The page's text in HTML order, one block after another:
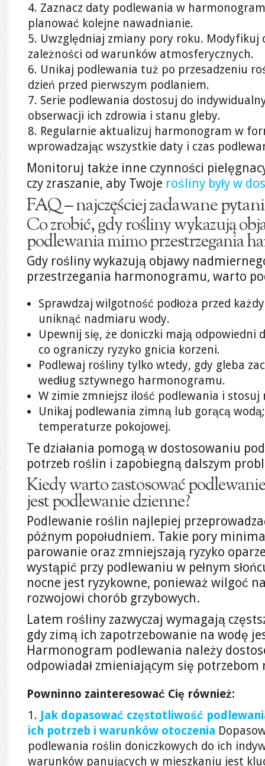
Zaznacz daty podlewania w
planować kolejne nawadnianie.
Uwzględniaj zmiany pory roku. Modyfikuj
zależności od warunków atmosferycznych.
Unikaj podlewania tuż po przesadzeniu
dzień przed pierwszym podlaniem.
Serie podlewania dostosuj do
obserwacji ich zdrowia i stanu gleby.
Regularnie aktualizuj harmonogram w
wprowadzając wszystkie daty i czas
Monitoruj także inne czynności
czy zraszanie, aby Twoje rośliny były w
FAQ – najczęściej zadawane
Co zrobić, gdy rośliny wykazują
podlewania mimo przestrzegania
Gdy rośliny wykazują objawy
przestrzegania harmonogramu, warto
Sprawdzaj wilgotność podłoża przed
uniknąć nadmiaru wody.
Upewnij się, że doniczki mają odpowiedni
co ograniczy ryzyko gnicia korzeni.
Podlewaj rośliny tylko wtedy, gdy gleba
według sztywnego harmonogramu.
W zimie zmniejsz ilość podlewania i stosuj
Unikaj podlewania zimną lub gorącą
temperaturze pokojowej.
Te działania pomogą w dostosowaniu
potrzeb roślin i zapobiegną dalszym
Kiedy warto zastosować
jest podlewanie dzienne?
Podlewanie roślin najlepiej
późnym popołudniem. Takie pory
parowanie oraz zmniejszają ryzyko
wystąpić przy podlewaniu w pełnym
nocne jest ryzykowne, ponieważ wilgoć
rozwojowi chorób grzybowych.
Latem rośliny zazwyczaj wymagają
gdy zimą ich zapotrzebowanie na wodę
Harmonogram podlewania należy
odpowiadał zmieniającym się potrzebom
Powninno zainteresować Cię również:
Jak dopasować częstotliwość
ich potrzeb i warunków otoczenia
podlewania roślin doniczkowych do ich
warunków panujących w mieszkaniu jest